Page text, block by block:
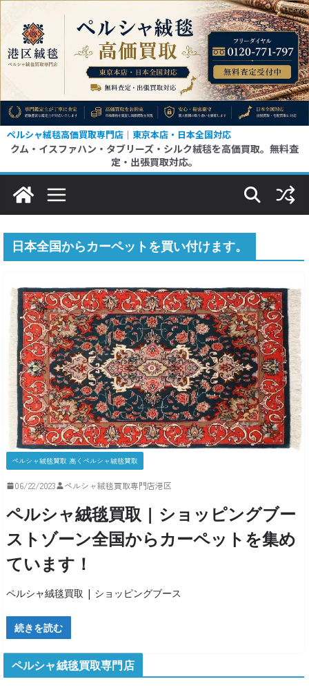
テ
へ
ス
ッ
ペルシャ絨毯高価買取専門店｜東京本店・日本全国対応
クム・イスファハン・タブリーズ・シルク絨毯を高価買取。無料査
定・出張買取対応。
日本全国からカーペットを買い付けます。
ペルシャ絨毯買取 高くペルシャ絨毯買取
06/22/2023 ペルシャ絨毯買取専門店港区
ペルシャ絨毯買取 | ショッピングブー
ストゾーン全国からカーペットを集め
ています！
ペルシャ絨毯買取 | ショッピングブース
続きを読む
ペルシャ絨毯買取専門店